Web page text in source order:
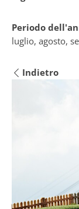
Periodo
luglio, agosto,
Indietro